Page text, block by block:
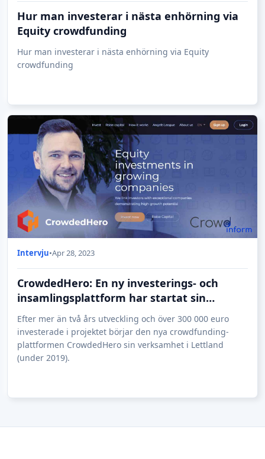
Hur man investerar i nästa enhörning via
Equity crowdfunding
Hur man investerar i nästa enhörning via Equity
crowdfunding
Intervju•Apr 28, 2023
CrowdedHero: En ny investerings- och
insamlingsplattform har startat sin
verksamhet i Lettland
Efter mer än två års utveckling och över 300 000 euro
investerade i projektet börjar den nya crowdfunding-
plattformen CrowdedHero sin verksamhet i Lettland
(under 2019).